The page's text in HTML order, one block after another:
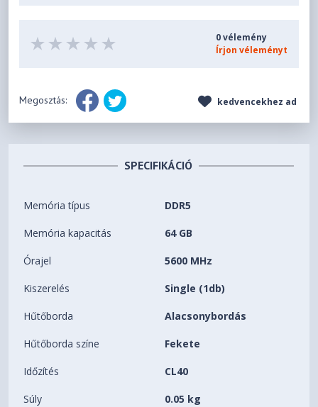
0 vélemény
Írjon véleményt
Megosztás: kedvencekhez ad
SPECIFIKÁCIÓ
Memória típus DDR5
Memória kapacitás 64 GB
Órajel 5600 MHz
Kiszerelés Single (1db)
Hűtőborda Alacsonybordás
Hűtőborda színe Fekete
Időzítés CL40
Súly 0.05 kg